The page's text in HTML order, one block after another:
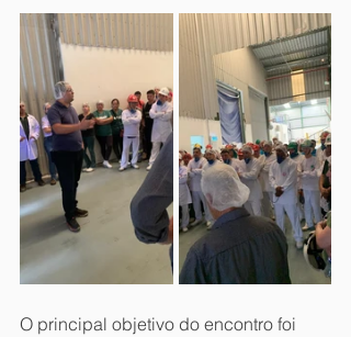
O principal objetivo do encontro foi